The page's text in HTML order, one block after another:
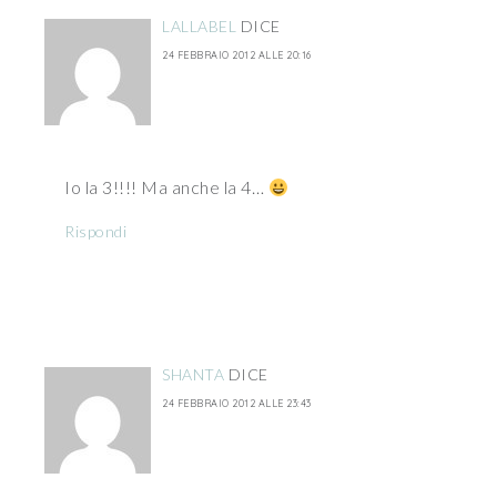
LALLABEL DICE
24 FEBBRAIO 2012 ALLE 20:16
Io la 3!!!! Ma anche la 4…
Rispondi
SHANTA DICE
24 FEBBRAIO 2012 ALLE 23:43